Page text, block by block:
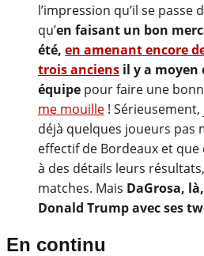
l’impression qu’il se passe
qu’en faisant un bon
été, en amenant encore
trois anciens il y a moyen
équipe pour faire une
me mouille ! Sérieusement,
déjà quelques joueurs pas
effectif de Bordeaux et que
à des détails leurs
matches. Mais DaGrosa,
Donald Trump avec ses
En continu